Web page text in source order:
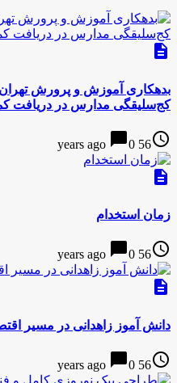
description
بدهکاری آموزش و پرورش تهران
کج‌سلیقگی مدارس در دریافت
access_time
56 years ago
chat_bubble0
description
زمان استخدام
access_time
56 years ago
chat_bubble0
description
دانش آموز زاهدانی در مسیر
access_time
56 years ago
chat_bubble0